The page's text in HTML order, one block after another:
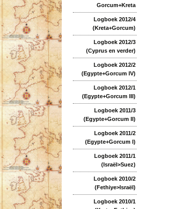
Gorcum+Kreta
Logboek 2012/4
(Kreta+Gorcum)
Logboek 2012/3
(Cyprus en verder)
Logboek 2012/2
(Egypte+Gorcum IV)
Logboek 2012/1
(Egypte+Gorcum III)
Logboek 2011/3
(Egypte+Gorcum II)
Logboek 2011/2
(Egypte+Gorcum I)
Logboek 2011/1
(Israël>Suez)
Logboek 2010/2
(Fethiye>Israël)
Logboek 2010/1